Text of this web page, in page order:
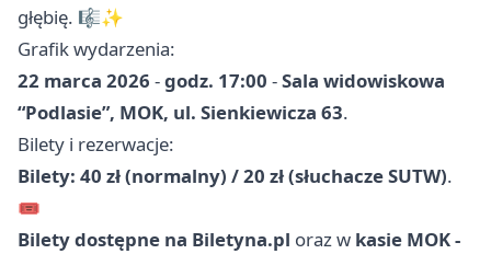
głębię. 🎼✨
Grafik wydarzenia:
22 marca 2026 -godz. 17:00 -Sala widowiskowa
“Podlasie”, MOK, ul. Sienkiewicza 63.
Bilety i rezerwacje:
Bilety: 40 zł (normalny) / 20 zł (słuchacze SUTW).
🎟️
Bilety dostępne na Biletyna.pl oraz w kasie MOK -